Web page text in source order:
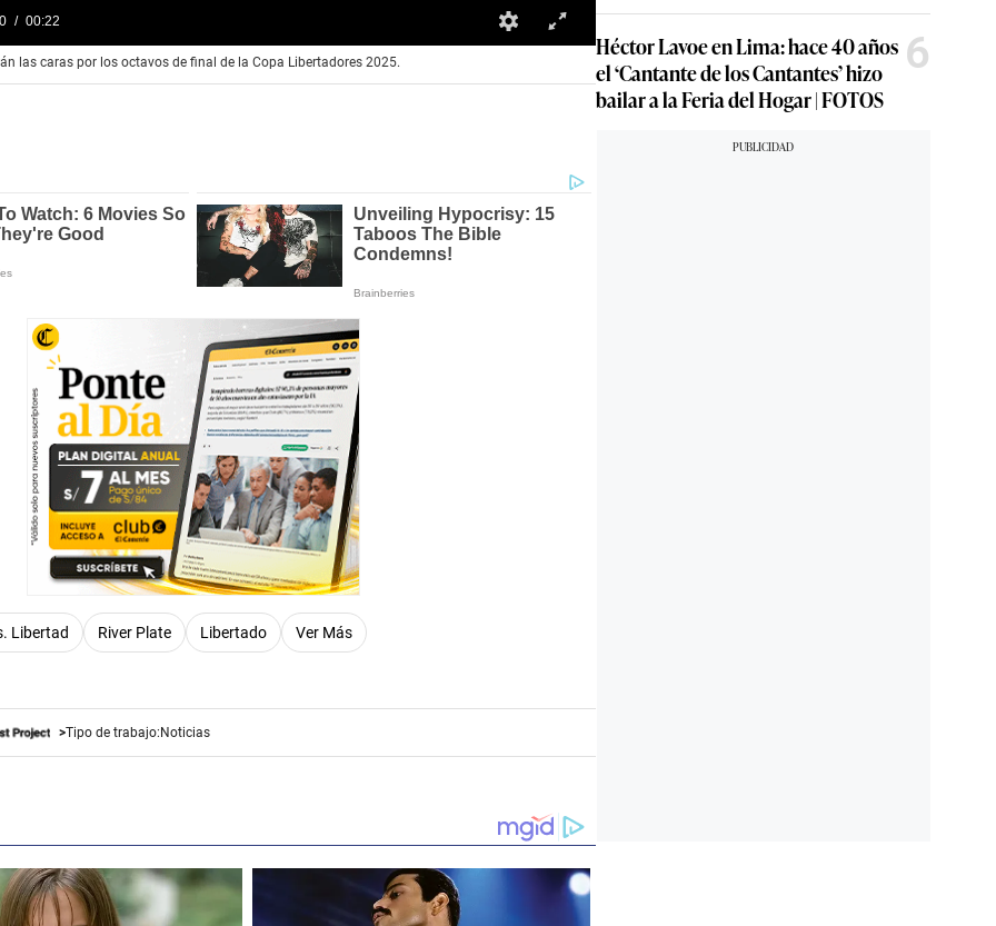
00:22
las caras por los octavos de final de la Copa Libertadores 2025.
Libertad River Plate Libertado Ver Más
Tipo de trabajo:Noticias
Héctor Lavoe en Lima: hace 40 años
el ‘Cantante de los Cantantes’ hizo
bailar a la Feria del Hogar | FOTOS
6